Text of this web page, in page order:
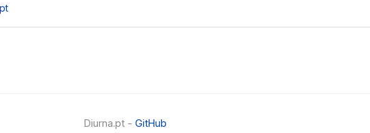
Diurna.pt - GitHub